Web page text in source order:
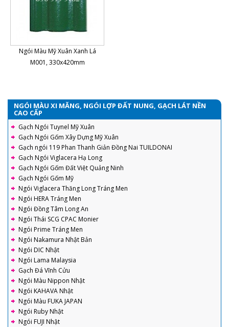
Ngói Màu Mỹ Xuân Xanh Lá
M001, 330x420mm
NGÓI MÀU XI MĂNG, NGÓI LỢP ĐẤT NUNG, GẠCH LÁT NỀN
CAO CẤP
Gạch Ngói Tuynel Mỹ Xuân
Gạch Ngói Gốm Xây Dựng Mỹ Xuân
Gạch ngói 119 Phan Thanh Giản Đồng Nai TUILDONAI
Gạch Ngói Viglacera Hạ Long
Gạch Ngói Gốm Đất Việt Quảng Ninh
Gạch Ngói Gốm Mỹ
Ngói Viglacera Thăng Long Tráng Men
Ngói HERA Tráng Men
Ngói Đồng Tâm Long An
Ngói Thái SCG CPAC Monier
Ngói Prime Tráng Men
Ngói Nakamura Nhật Bản
Ngói DIC Nhật
Ngói Lama Malaysia
Gạch Đá Vĩnh Cửu
Ngói Màu Nippon Nhật
Ngói KAHAVA Nhật
Ngói Màu FUKA JAPAN
Ngói Ruby Nhật
Ngói FUJI Nhật